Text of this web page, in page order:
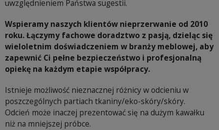
uwzględnieniem Państwa sugestii.
Wspieramy naszych klientów nieprzerwanie od 2010
roku. Łączymy fachowe doradztwo z pasją, dzieląc się
wieloletnim doświadczeniem w branży meblowej, aby
zapewnić Ci pełne bezpieczeństwo i profesjonalną
opiekę na każdym etapie współpracy.
Istnieje możliwość nieznacznej różnicy w odcieniu w
poszczególnych partiach tkaniny/eko-skóry/skóry.
Odcień może inaczej prezentować się na dużym kawałku
niż na mniejszej próbce.